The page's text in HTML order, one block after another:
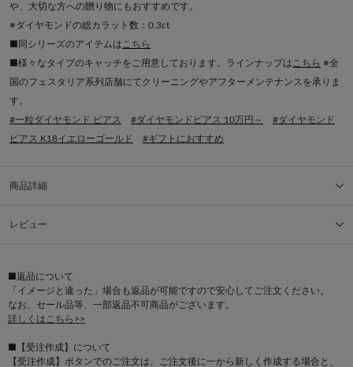
や、大切な方への贈り物にもおすすめです。
※ダイヤモンドの総カラット数：0.3ct
■同シリーズのアイテムは こちら
■様々なタイプのキャッチをご用意しております。ラインナップは こちら ※全
国のフェスタリア系列店舗にてクリーニングやアフターメンテナンスを承りま
す。
#一粒ダイヤモンド ピアス
#ダイヤモンドピアス 10万円～
#ダイヤモンド
ピアス K18イエローゴールド
#ギフトにおすすめ
商品詳細
レビュー
■返品について
「イメージと違った」場合も返品が可能ですので安心してご注文ください。
なお、セール品等、一部返品不可商品がございます。
詳しくはこちら>>
■【受注作成】について
【受注作成】ボタンでのご注文は、ご注文後に一から新しく作成する場合と、